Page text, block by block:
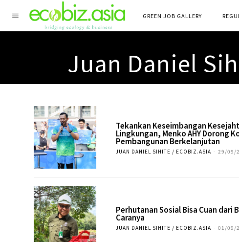
GREEN JOB GALLERY
Juan Daniel
Tekankan Keseimbangan
Lingkungan, Menko AHY Dorong
Pembangunan Berkelanjutan
JUAN DANIEL SIHITE / ECOBIZ.ASIA - 29/09/
Perhutanan Sosial Bisa Cuan dari
Caranya
JUAN DANIEL SIHITE / ECOBIZ.ASIA - 01/09/